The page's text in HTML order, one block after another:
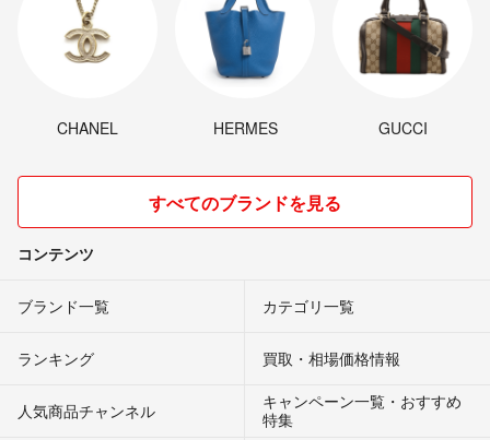
CHANEL HERMES GUCCI
すべてのブランドを見る
コンテンツ
ブランド一覧 カテゴリ一覧
ランキング 買取・相場価格情報
人気商品チャンネル
キャンペーン一覧・おすすめ
特集